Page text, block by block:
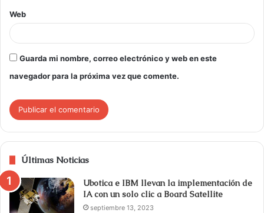
Web
Guarda mi nombre, correo electrónico y web en este
navegador para la próxima vez que comente.
Últimas Noticias
Ubotica e IBM llevan la implementación de
IA con un solo clic a Board Satellite
septiembre 13, 2023